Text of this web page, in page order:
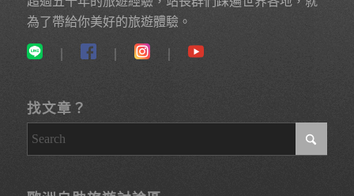
為了帶給你美好的旅遊體驗。
｜ ｜
找文章？